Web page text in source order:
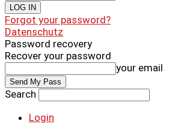
Forgot your password?
Datenschutz
Password recovery
Recover your password
your email
Search
Login